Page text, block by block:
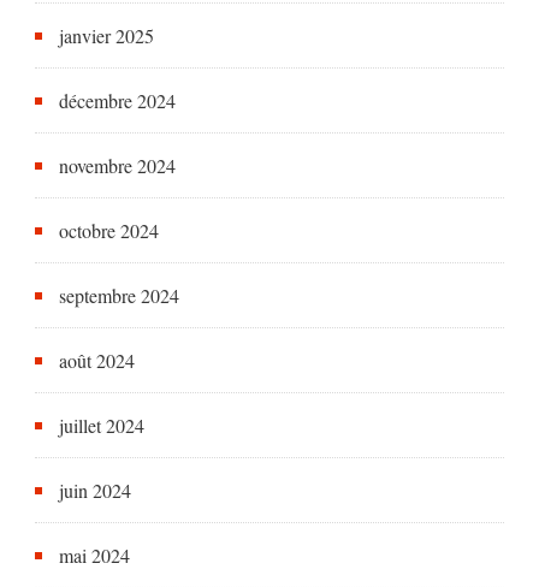
janvier 2025
décembre 2024
novembre 2024
octobre 2024
septembre 2024
août 2024
juillet 2024
juin 2024
mai 2024